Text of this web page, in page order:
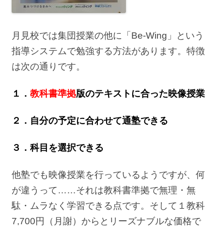
月見校では集団授業の他に「Be-Wing」という
指導システムで勉強する方法があります。特徴
は次の通りです。
１． 教科書準拠版のテキストに合った映像授業
２．自分の予定に合わせて通塾できる
３．科目を選択できる
他塾でも映像授業を行っているようですが、何
が違うって……それは教科書準拠で無理・無
駄・ムラなく学習できる点です。そして１教科
7,700円（月謝）からとリーズナブルな価格で